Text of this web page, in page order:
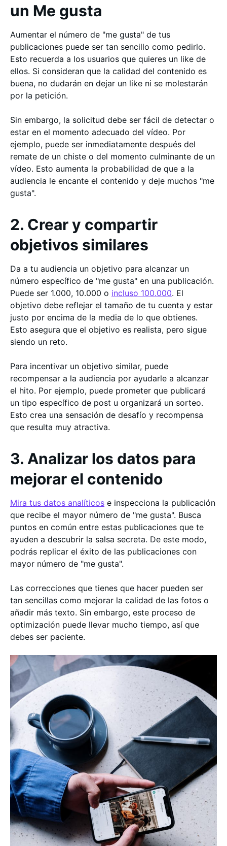
un Me gusta
Aumentar el número de "me gusta" de tus
publicaciones puede ser tan sencillo como pedirlo.
Esto recuerda a los usuarios que quieres un like de
ellos. Si consideran que la calidad del contenido es
buena, no dudarán en dejar un like ni se molestarán
por la petición.
Sin embargo, la solicitud debe ser fácil de detectar o
estar en el momento adecuado del vídeo. Por
ejemplo, puede ser inmediatamente después del
remate de un chiste o del momento culminante de un
vídeo. Esto aumenta la probabilidad de que a la
audiencia le encante el contenido y deje muchos "me
gusta".
2. Crear y compartir
objetivos similares
Da a tu audiencia un objetivo para alcanzar un
número específico de "me gusta" en una publicación.
Puede ser 1.000, 10.000 o incluso 100.000. El
objetivo debe reflejar el tamaño de tu cuenta y estar
justo por encima de la media de lo que obtienes.
Esto asegura que el objetivo es realista, pero sigue
siendo un reto.
Para incentivar un objetivo similar, puede
recompensar a la audiencia por ayudarle a alcanzar
el hito. Por ejemplo, puede prometer que publicará
un tipo específico de post u organizará un sorteo.
Esto crea una sensación de desafío y recompensa
que resulta muy atractiva.
3. Analizar los datos para
mejorar el contenido
Mira tus datos analíticos e inspecciona la publicación
que recibe el mayor número de "me gusta". Busca
puntos en común entre estas publicaciones que te
ayuden a descubrir la salsa secreta. De este modo,
podrás replicar el éxito de las publicaciones con
mayor número de "me gusta".
Las correcciones que tienes que hacer pueden ser
tan sencillas como mejorar la calidad de las fotos o
añadir más texto. Sin embargo, este proceso de
optimización puede llevar mucho tiempo, así que
debes ser paciente.